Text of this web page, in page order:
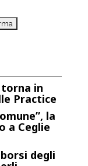
torna in
Practice
la
a Ceglie
degli